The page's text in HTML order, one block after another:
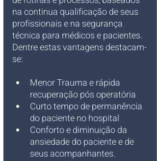
na continua qualificação de seus
profissionais e na segurança
técnica para médicos e pacientes.
Dentre estas vantagens destacam-
se:
Menor Trauma e rápida
recuperação pós operatória
Curto tempo de permanência
do paciente no hospital
Conforto e diminuição da
ansiedade do paciente e de
seus acompanhantes.